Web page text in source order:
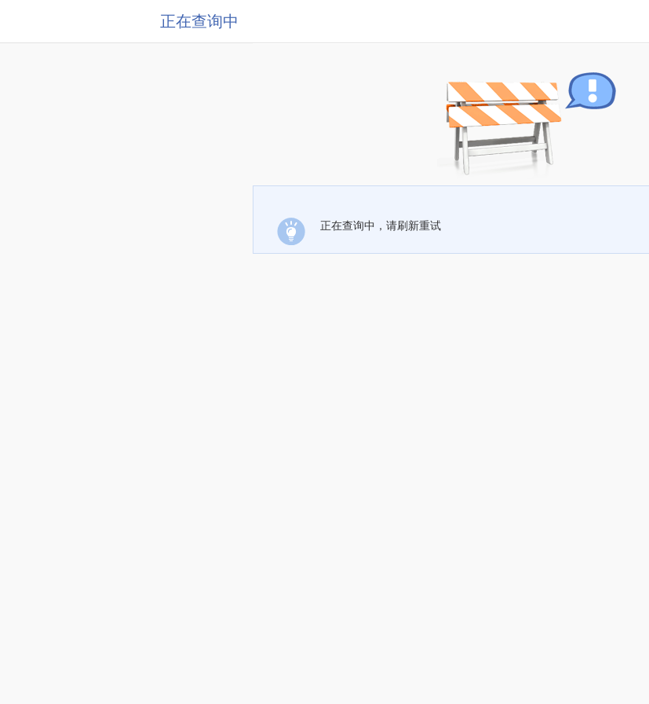
正在查询中
正在查询中，请刷新重试